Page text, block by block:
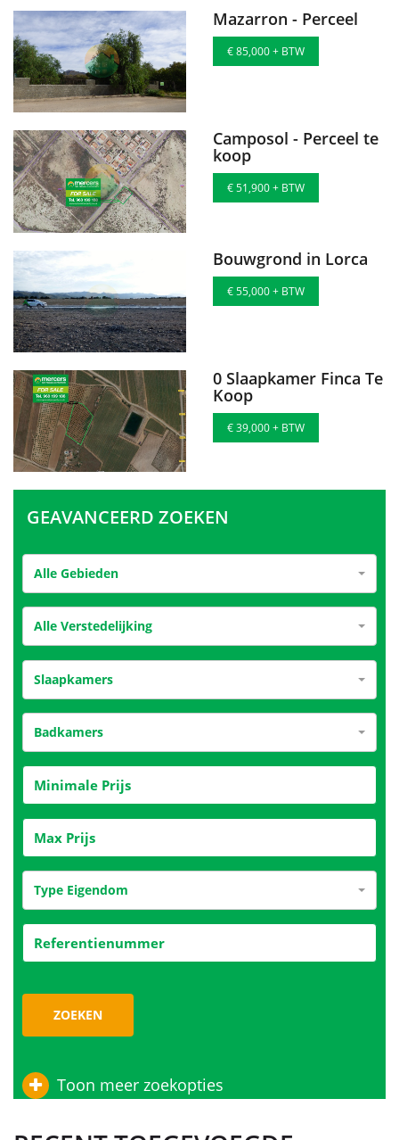
Mazarron - Perceel
€ 85,000 + BTW
Camposol - Perceel te
koop
€ 51,900 + BTW
Bouwgrond in Lorca
€ 55,000 + BTW
0 Slaapkamer Finca Te
Koop
€ 39,000 + BTW
GEAVANCEERD ZOEKEN
Alle Gebieden
Alle Verstedelijking
Slaapkamers
Badkamers
Type Eigendom
ZOEKEN
Toon meer zoekopties